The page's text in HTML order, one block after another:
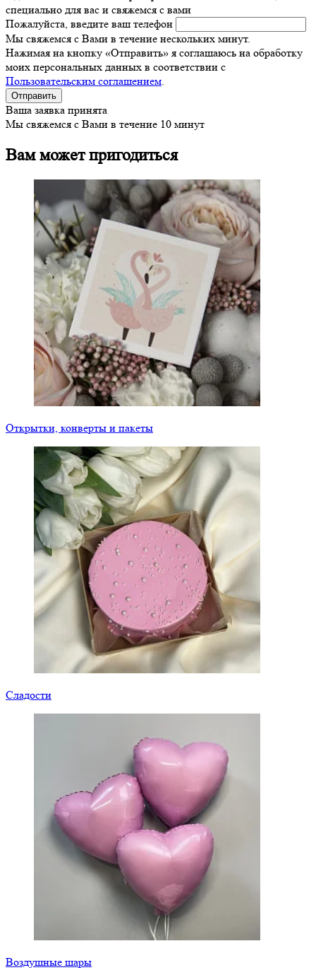
специально для вас и свяжемся с вами
Пожалуйста, введите ваш телефон
Мы свяжемся с Вами в течение нескольких минут.
Нажимая на кнопку «Отправить» я соглашаюсь на обработку
моих персональных данных в соответствии с
Пользовательским соглашением.
Ваша заявка принята
Мы свяжемся с Вами в течение 10 минут
Вам может пригодиться
Открытки, конверты и пакеты
Сладости
Воздушные шары